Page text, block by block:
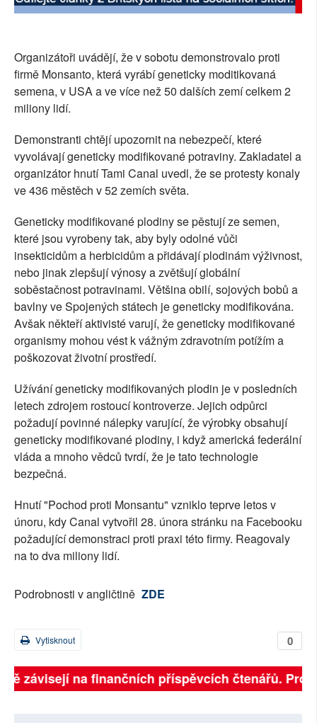
PLNÁ VERZE STRÁNEK
Organizátoři uvádějí, že v sobotu demonstrovalo proti
firmě Monsanto, která vyrábí geneticky moditikovaná
semena, v USA a ve více než 50 dalších zemí celkem 2
miliony lidí.
Demonstranti chtějí upozornit na nebezpečí, které
vyvolávají geneticky modifikované potraviny. Zakladatel a
organizátor hnutí Tami Canal uvedl, že se protesty konaly
ve 436 městěch v 52 zemích světa.
Geneticky modifikované plodiny se pěstují ze semen,
které jsou vyrobeny tak, aby byly odolné vůči
insekticidům a herbicidům a přidávají plodinám výživnost,
nebo jinak zlepšují výnosy a zvětšují globální
soběstačnost potravinami. Většina obilí, sojových bobů a
bavlny ve Spojených státech je geneticky modifikována.
Avšak někteří aktivisté varují, že geneticky modifikované
organismy mohou vést k vážným zdravotním potížím a
poškozovat životní prostředí.
Užívání geneticky modifikovaných plodin je v posledních
letech zdrojem rostoucí kontroverze. Jejich odpůrci
požadují povinné nálepky varující, že výrobky obsahují
geneticky modifikované plodiny, i když americká federální
vláda a mnoho vědců tvrdí, že je tato technologie
bezpečná.
Hnutí "Pochod proti Monsantu" vzniklo teprve letos v
únoru, kdy Canal vytvořil 28. února stránku na Facebooku
požadující demonstraci proti praxi této firmy. Reagovaly
na to dva miliony lidí.
Podrobnosti v angličtině ZDE
0
Vytisknout
závisejí na finančních příspěvcích čtenářů.